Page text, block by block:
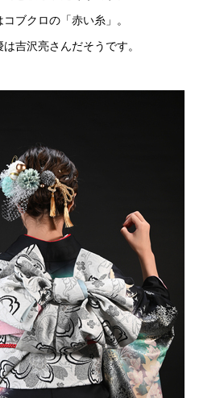
コブクロの「赤い糸」。
吉沢亮さんだそうです。